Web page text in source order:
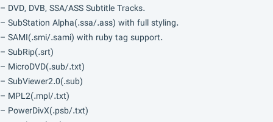
– DVD, DVB, SSA/ASS Subtitle Tracks.
– SubStation Alpha(.ssa/.ass) with full styling.
– SAMI(.smi/.sami) with ruby tag support.
– SubRip(.srt)
– MicroDVD(.sub/.txt)
– SubViewer2.0(.sub)
– MPL2(.mpl/.txt)
– PowerDivX(.psb/.txt)